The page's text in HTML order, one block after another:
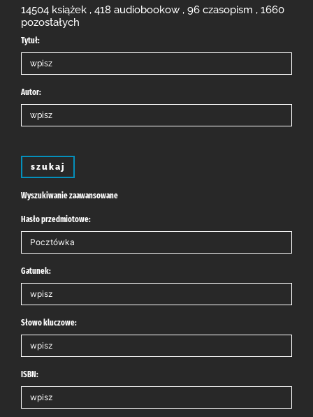
14504 książek , 418 audiobookow , 96 czasopism , 1660
pozostałych
Tytuł:
Autor:
szukaj
Wyszukiwanie zaawansowane
Hasło przedmiotowe:
Gatunek:
Słowo kluczowe:
ISBN: